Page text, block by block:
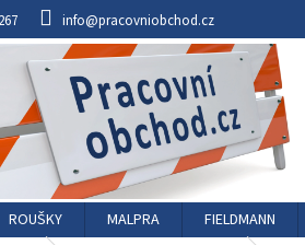
info@pracovniobchod.cz
ROUŠKY MALPRA FIELDMANN